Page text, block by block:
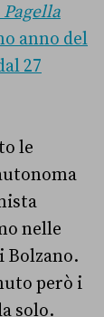
Pagella
anno del
27
le
nelle
Bolzano.
però i
solo.